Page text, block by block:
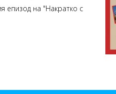
епизод на "Накратко с